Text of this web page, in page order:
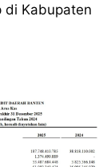
di Kabupaten